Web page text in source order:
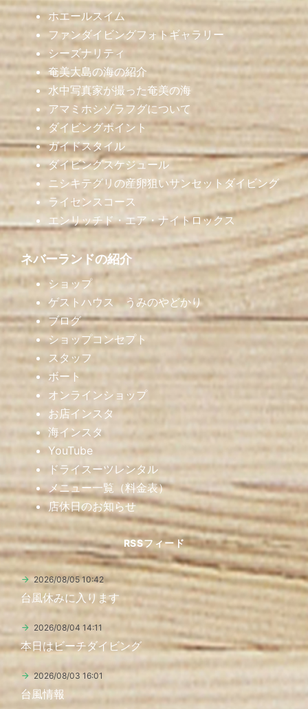
ホエールスイム
ファンダイビングフォトギャラリー
シーズナリティ
奄美大島の海の紹介
水中写真家が撮った奄美の海
アマミホシゾラフグについて
ダイビングポイント
ガイドスタイル
ダイビングスケジュール
ニシキテグリの産卵狙いサンセットダイビング
ライセンスコース
エンリッチド・エア・ナイトロックス
ネバーランドの紹介
ショップ
ゲストハウス うみのやどかり
ブログ
ショップコンセプト
スタッフ
ボート
オンラインショップ
お店インスタ
海インスタ
YouTube
ドライスーツレンタル
メニュー一覧（料金表）
店休日のお知らせ
RSSフィード
2026/08/05 10:42
台風休みに入ります
2026/08/04 14:11
本日はビーチダイビング
2026/08/03 16:01
台風情報